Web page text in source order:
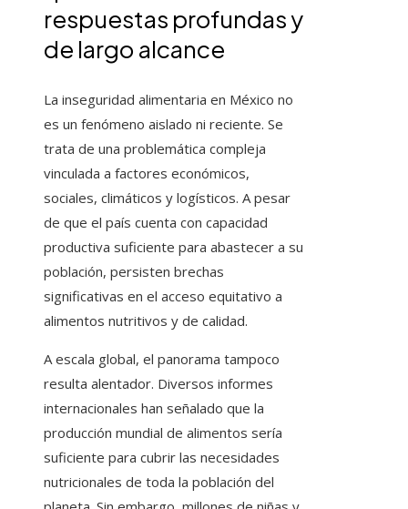
respuestas profundas y
de largo alcance
La inseguridad alimentaria en México no
es un fenómeno aislado ni reciente. Se
trata de una problemática compleja
vinculada a factores económicos,
sociales, climáticos y logísticos. A pesar
de que el país cuenta con capacidad
productiva suficiente para abastecer a su
población, persisten brechas
significativas en el acceso equitativo a
alimentos nutritivos y de calidad.
A escala global, el panorama tampoco
resulta alentador. Diversos informes
internacionales han señalado que la
producción mundial de alimentos sería
suficiente para cubrir las necesidades
nutricionales de toda la población del